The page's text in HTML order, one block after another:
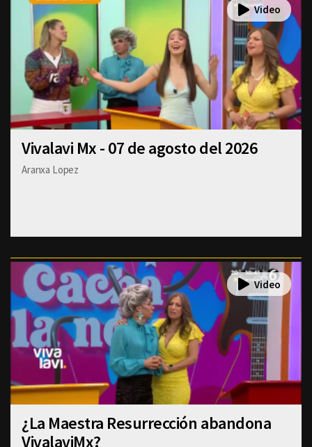
Vivalavi Mx - 07 de agosto del 2026
Aranxa Lopez
¿La Maestra Resurrección abandona
VivalaviMx?